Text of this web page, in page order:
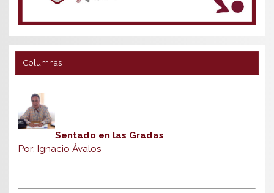
Columnas
Sentado en las Gradas
Por: Ignacio Ávalos